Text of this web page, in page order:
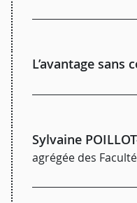
L’avantage
Sylvaine
agrégée des